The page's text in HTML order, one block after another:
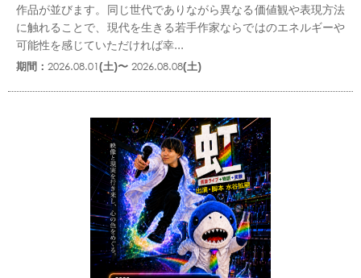
作品が並びます。同じ世代でありながら異なる価値観や表現方法
に触れることで、現代を生きる若手作家ならではのエネルギーや
可能性を感じていただければ幸...
期間： 2026.08.01(土)〜 2026.08.08(土)